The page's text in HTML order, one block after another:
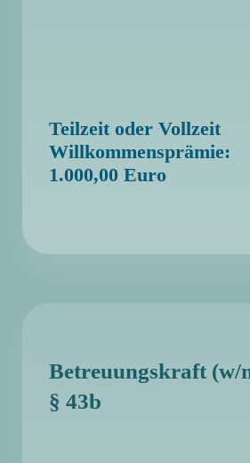
Teilzeit oder Vollzeit
Willkommensprämie:
1.000,00 Euro
Betreuungskraft (w/
§ 43b